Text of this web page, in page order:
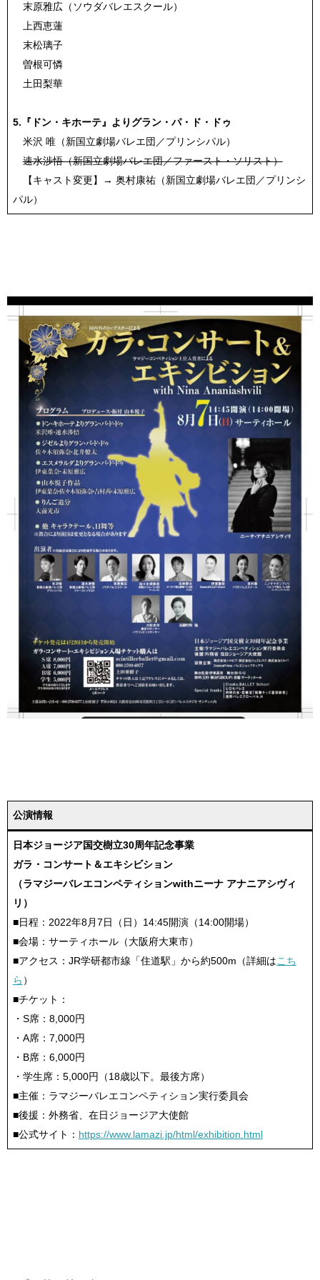
末原雅広（ソウダバレエスクール）
上西恵蓮
末松璃子
曽根可憐
土田梨華
5.『ドン・キホーテ』よりグラン・パ・ド・ドゥ
米沢 唯（新国立劇場バレエ団／プリンシパル）
速水渉悟（新国立劇場バレエ団／ファースト・ソリスト）
【キャスト変更】→ 奥村康祐（新国立劇場バレエ団／プリンシ
パル）
公演情報
日本ジョージア国交樹立30周年記念事業
ガラ・コンサート＆エキシビション
（ラマジーバレエコンペティションwithニーナ アナニアシヴィ
リ）
■日程：2022年8月7日（日）14:45開演（14:00開場）
■会場：サーティホール（大阪府大東市）
■アクセス：JR学研都市線「住道駅」から約500m（詳細は こち
ら ）
■チケット：
・S席：8,000円
・A席：7,000円
・B席：6,000円
・学生席：5,000円（18歳以下。最後方席）
■主催：ラマジーバレエコンペティション実行委員会
■後援：外務省、在日ジョージア大使館
■公式サイト： https://www.lamazi.jp/html/exhibition.html